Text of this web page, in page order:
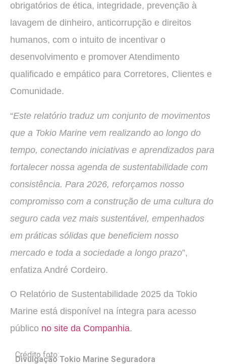
obrigatórios de ética, integridade, prevenção à
lavagem de dinheiro, anticorrupção e direitos
humanos, com o intuito de incentivar o
desenvolvimento e promover Atendimento
qualificado e empático para Corretores, Clientes e
Comunidade.
“Este relatório traduz um conjunto de movimentos
que a Tokio Marine vem realizando ao longo do
tempo, conectando iniciativas e aprendizados para
fortalecer nossa agenda de sustentabilidade com
consistência. Para 2026, reforçamos nosso
compromisso com a construção de uma cultura do
seguro cada vez mais sustentável, empenhados
em práticas sólidas que beneficiem nosso
mercado e toda a sociedade a longo prazo”,
enfatiza André Cordeiro.
O Relatório de Sustentabilidade 2025 da Tokio
Marine está disponível na íntegra para acesso
público no site da Companhia.
Crédito foto:
Divulgação Tokio Marine Seguradora